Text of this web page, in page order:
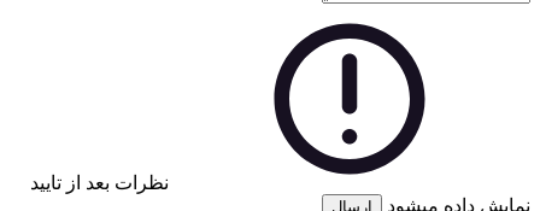
نظرات بعد از تایید
نمایش داده میشود
ارسال